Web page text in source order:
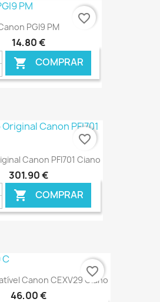
€ ONLINE
PGI9 PM
14,80 €
 COMPRAR
€ ONLINE
favorite_border
Canon PFI701 Ciano
301,90 €
 COMPRAR
favorite_border
Canon CEXV29 Ciano
46,00 €
favorite_border